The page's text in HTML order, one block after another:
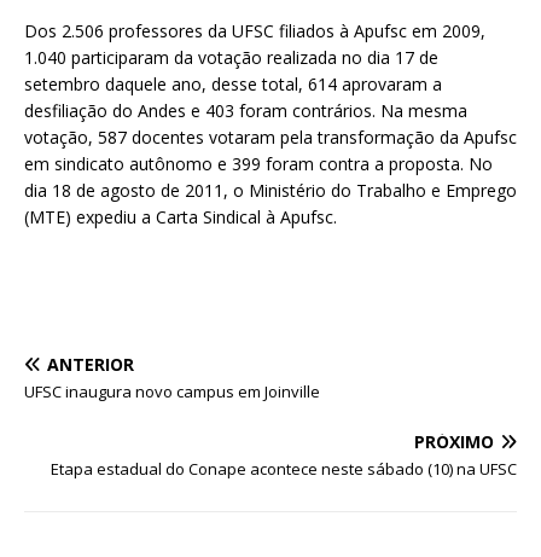
Dos 2.506 professores da UFSC filiados à Apufsc em 2009,
1.040 participaram da votação realizada no dia 17 de
setembro daquele ano, desse total, 614 aprovaram a
desfiliação do Andes e 403 foram contrários. Na mesma
votação, 587 docentes votaram pela transformação da Apufsc
em sindicato autônomo e 399 foram contra a proposta. No
dia 18 de agosto de 2011, o Ministério do Trabalho e Emprego
(MTE) expediu a Carta Sindical à Apufsc.
ANTERIOR
UFSC inaugura novo campus em Joinville
PRÓXIMO
Etapa estadual do Conape acontece neste sábado (10) na UFSC